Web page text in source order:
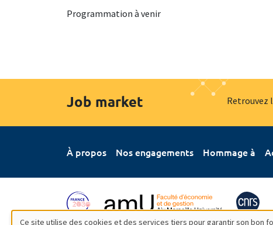
Programmation à venir
Job market Retrouvez
À propos Nos engagements Hommage à
Ce site utilise des cookies et des services tiers pour garantir son bon